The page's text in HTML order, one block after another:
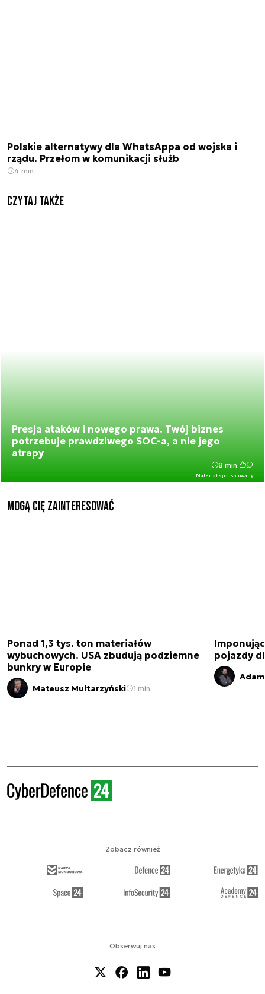
Polskie alternatywy dla WhatsAppa od wojska i
rządu. Przełom w komunikacji służb
4 min.
Czytaj także
Presja ataków i nowego prawa. Twój biznes
potrzebuje prawdziwego SOC-a, a nie jego
atrapy
Materiał sponsorowany
8 min.
Mogą Cię zainteresować
Ponad 1,3 tys. ton materiałów
wybuchowych. USA zbudują podziemne
bunkry w Europie
Mateusz Multarzyński 1 min.
pojazdy
Obserwuj nas
Zobacz również